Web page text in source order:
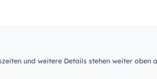
und weitere Details stehen weiter oben